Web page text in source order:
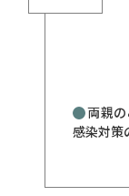
両親
感染対策